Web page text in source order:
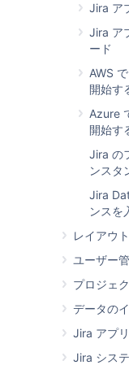
Jira ア
Jira ア
ード
AWS
開始す
Azure
開始す
Jira の
ンスタ
Jira
ンスを
レイアウ
ユーザー
プロジェ
データの
Jira アプ
Jira シス
デプロイ
サ
の
用
他
等
る
Jira を
満たす必
ロ
同
有
存
す：
イ
ロ
ラ
ホ
合
共
経
ア
デ
単一ノ
Center
組織が高可
をすぐには
ットアップ
ールできます
クラスタを
をインスト
従います。
Jira ア
プロセスは
ぼ同じです
るようにしま
Jira
へのイ